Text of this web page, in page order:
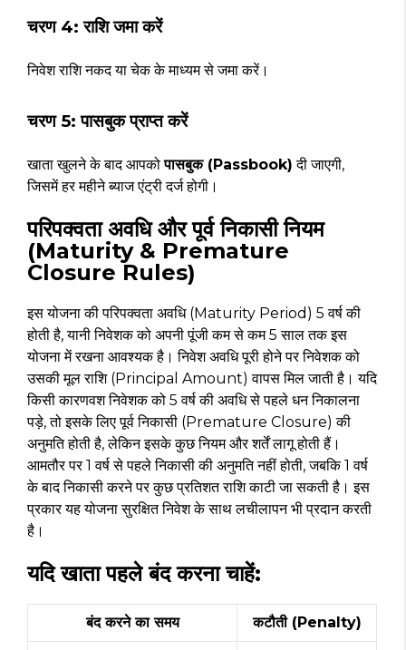
चरण 4: राशि जमा करें
निवेश राशि नकद या चेक के माध्यम से जमा करें।
चरण 5: पासबुक प्राप्त करें
खाता खुलने के बाद आपकोपासबुक (Passbook) दी जाएगी,
जिसमें हर महीने ब्याज एंट्री दर्ज होगी।
परिपक्वता अवधि और पूर्व निकासी नियम
(Maturity & Premature
Closure Rules)
इस योजना की परिपक्वता अवधि (Maturity Period) 5 वर्ष की
होती है, यानी निवेशक को अपनी पूंजी कम से कम 5 साल तक इस
योजना में रखना आवश्यक है। निवेश अवधि पूरी होने पर निवेशक को
उसकी मूल राशि (Principal Amount) वापस मिल जाती है। यदि
किसी कारणवश निवेशक को 5 वर्ष की अवधि से पहले धन निकालना
पड़े, तो इसके लिए पूर्व निकासी (Premature Closure) की
अनुमति होती है, लेकिन इसके कुछ नियम और शर्तें लागू होती हैं।
आमतौर पर 1 वर्ष से पहले निकासी की अनुमति नहीं होती, जबकि 1 वर्ष
के बाद निकासी करने पर कुछ प्रतिशत राशि काटी जा सकती है। इस
प्रकार यह योजना सुरक्षित निवेश के साथ लचीलापन भी प्रदान करती
है।
यदि खाता पहले बंद करना चाहें:
बंद करने का समय कटौती (Penalty)